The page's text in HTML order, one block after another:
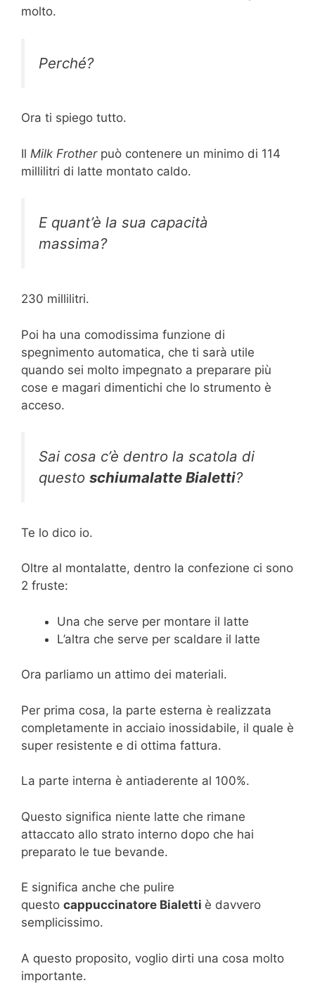
molto.
Perché?
Ora ti spiego tutto.
Il Milk Frother può contenere un minimo di 114
millilitri di latte montato caldo.
E quant’è la sua capacità
massima?
230 millilitri.
Poi ha una comodissima funzione di
spegnimento automatica, che ti sarà utile
quando sei molto impegnato a preparare più
cose e magari dimentichi che lo strumento è
acceso.
Sai cosa c’è dentro la scatola di
questo schiumalatte Bialetti?
Te lo dico io.
Oltre al montalatte, dentro la confezione ci sono
2 fruste:
Una che serve per montare il latte
L’altra che serve per scaldare il latte
Ora parliamo un attimo dei materiali.
Per prima cosa, la parte esterna è realizzata
completamente in acciaio inossidabile, il quale è
super resistente e di ottima fattura.
La parte interna è antiaderente al 100%.
Questo significa niente latte che rimane
attaccato allo strato interno dopo che hai
preparato le tue bevande.
E significa anche che pulire
questo cappuccinatore Bialetti è davvero
semplicissimo.
A questo proposito, voglio dirti una cosa molto
importante.